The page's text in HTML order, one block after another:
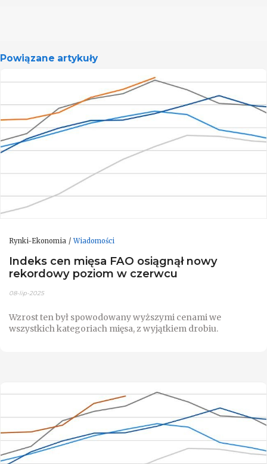
Powiązane artykuły
Rynki-Ekonomia Wiadomości
Indeks cen mięsa FAO osiągnął nowy
rekordowy poziom w czerwcu
08-lip-2025
Wzrost ten był spowodowany wyższymi cenami we
wszystkich kategoriach mięsa, z wyjątkiem drobiu.